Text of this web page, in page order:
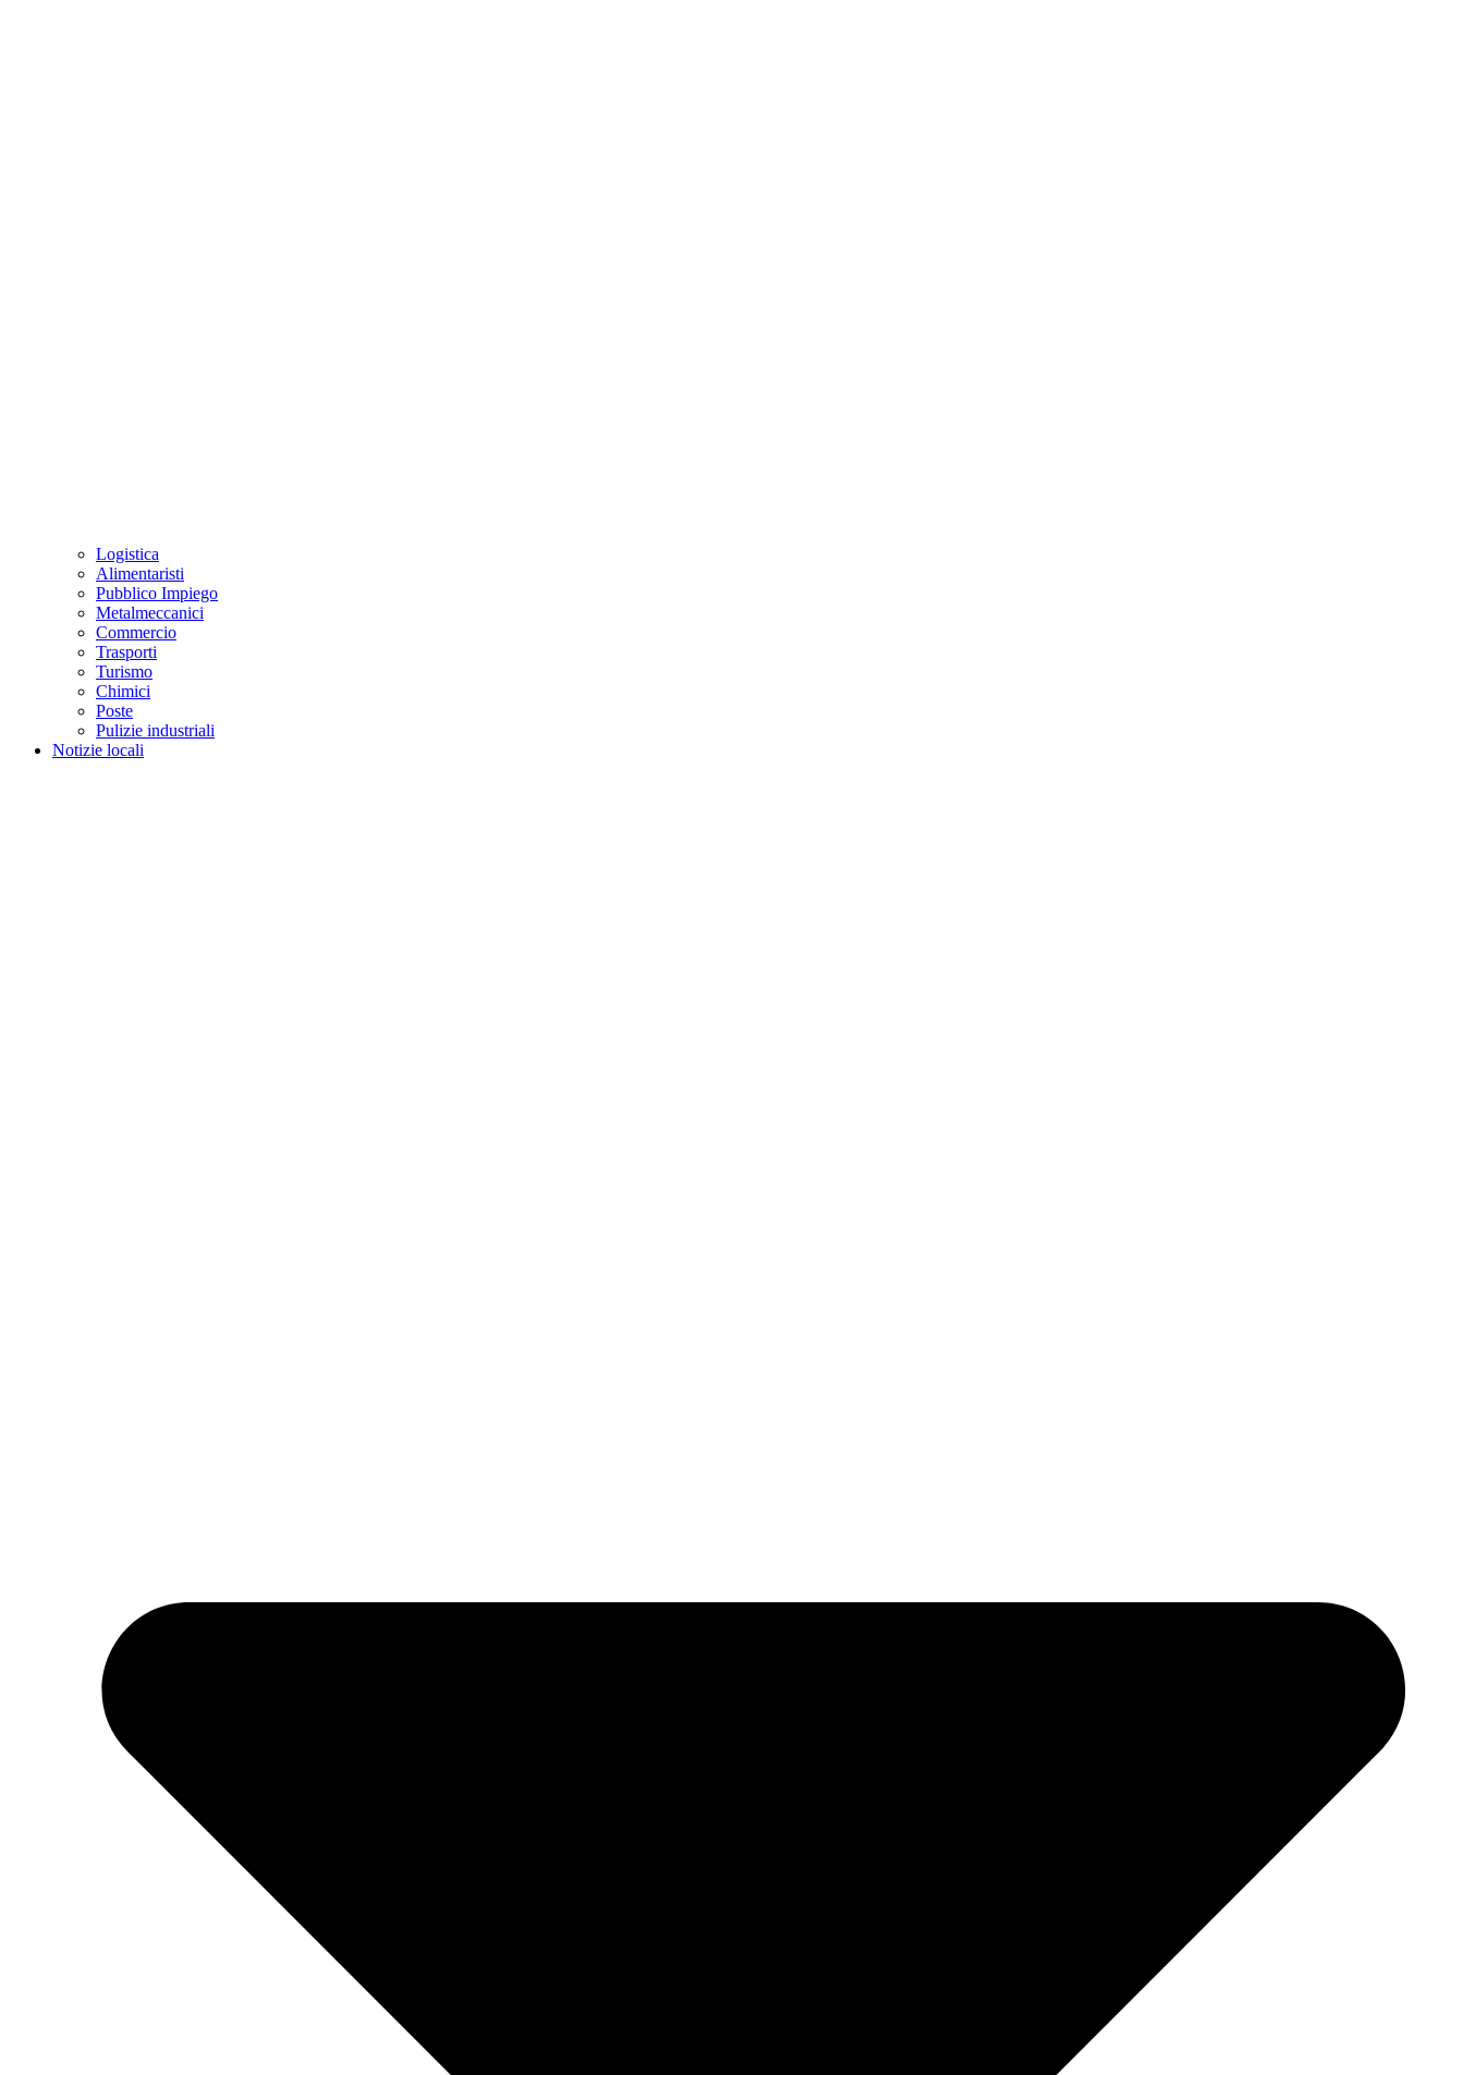
Logistica
Alimentaristi
Pubblico Impiego
Metalmeccanici
Commercio
Trasporti
Turismo
Chimici
Poste
Pulizie industriali
Notizie locali